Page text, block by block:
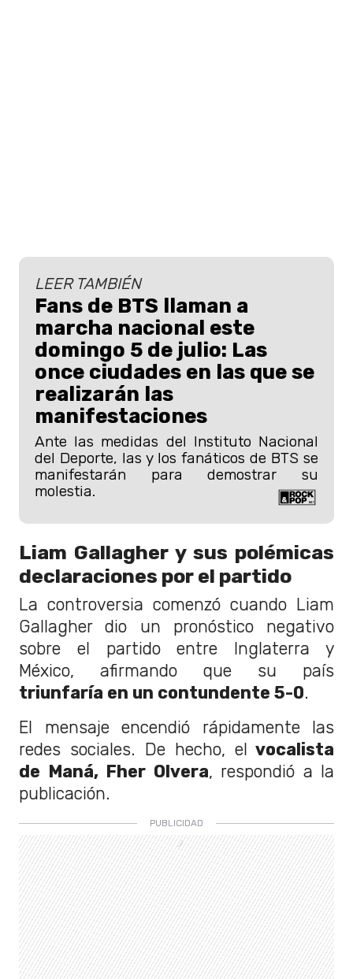
LEER TAMBIÉN
Fans de BTS llaman a
marcha nacional este
domingo 5 de julio: Las
once ciudades en las que se
realizarán las
manifestaciones
Ante las medidas del Instituto Nacional
del Deporte, las y los fanáticos de BTS se
manifestarán para demostrar su
molestia.
Liam Gallagher y sus polémicas
declaraciones por el partido
La controversia comenzó cuando Liam
Gallagher dio un pronóstico negativo
sobre el partido entre Inglaterra y
México, afirmando que su país
triunfaría en un contundente 5-0.
El mensaje encendió rápidamente las
redes sociales. De hecho, el vocalista
de Maná, Fher Olvera, respondió a la
publicación.